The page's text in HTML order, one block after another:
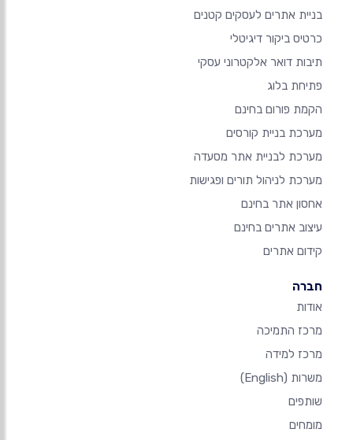
בניית אתרים לעסקים קטנים
כרטיס ביקור דיגיטלי
תיבות דואר אלקטרוני עסקי
פתיחת בלוג
הקמת פורום בחינם
מערכת בניית קורסים
מערכת לבניית אתר מסעדה
מערכת לניהול תורים ופגישות
אחסון אתר בחינם
עיצוב אתרים בחינם
קידום אתרים
חברה
אודות
מרכז התמיכה
מרכז למידה
משרות (English)
שותפים
מומחים